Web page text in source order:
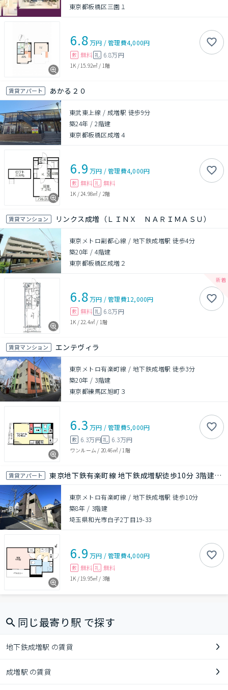
東京都板橋区三園１
6.8万円 /管理費4,000円
敷 無料 礼 6.8万円
1K / 15.92㎡ / 1階
賃貸アパート あかる２０
東武東上線 / 成増駅 徒歩9分
築24年 /2階建
東京都板橋区成増４
6.9 万円 /管理費4,000円
敷 無料 礼 無料
1K / 24.98㎡ / 2階
賃貸マンション リンクス成増（ＬＩＮＸ ＮＡＲＩＭＡＳＵ）
東京メトロ副都心線 / 地下鉄成増駅 徒歩4分
築20年 /4階建
東京都板橋区成増２
6.8万円 /管理費12,000円
敷 無料 礼 6.8万円
1K / 22.4㎡ / 1階
賃貸マンション エンテヴィラ
東京メトロ有楽町線 / 地下鉄成増駅 徒歩3分
築20年 / 3階建
東京都練馬区旭町３
6.3 万円 /管理費5,000円
敷 6.3万円礼 6.3万円
ワンルーム / 20.46㎡/ 1階
賃貸アパート 東京地下鉄有楽町線 地下鉄成増駅徒歩10分 3階建て 築7年
東京メトロ有楽町線 / 地下鉄成増駅 徒歩10分
築8年 / 3階建
埼玉県和光市白子2丁目19-33
6.9 万円 /管理費4,000円
敷 無料 礼 無料
1K / 19.95㎡ / 3階
同じ最寄り駅 で探す
地下鉄成増駅 の賃貸
成増駅 の賃貸